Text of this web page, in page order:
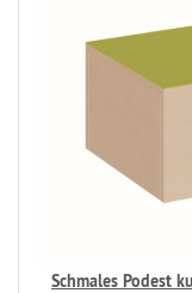
Schmales Podest